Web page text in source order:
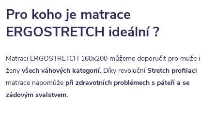
Pro koho je matrace
ERGOSTRETCH ideální ?
Matraci ERGOSTRETCH 160x200 můžeme doporučit pro muže i
ženy všech váhových kategorií. Díky revolučníStretch profilaci
matrace napomůže při zdravotních problémech s páteří a se
zádovým svalstvem.